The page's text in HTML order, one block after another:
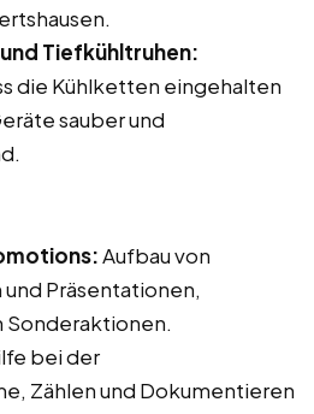
Tiefkühltruhen:
die Kühlketten eingehalten
sauber und
Aufbau von
Präsentationen,
Sonderaktionen.
bei der
Zählen und Dokumentieren